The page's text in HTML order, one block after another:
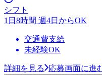
シフト
1日8時間 週4日からOK
交通費支給
未経験OK
詳細を見る 応募画面に進